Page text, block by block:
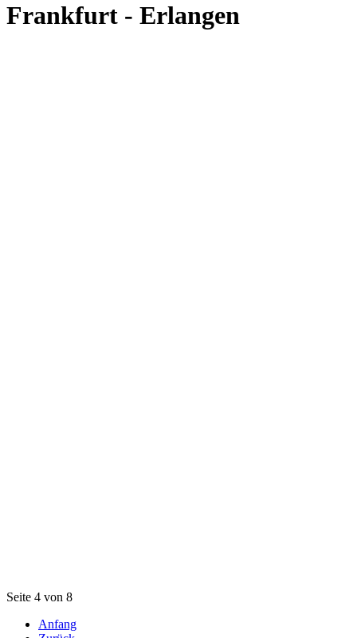
Frankfurt - Erlangen
Seite 4 von 8
Anfang